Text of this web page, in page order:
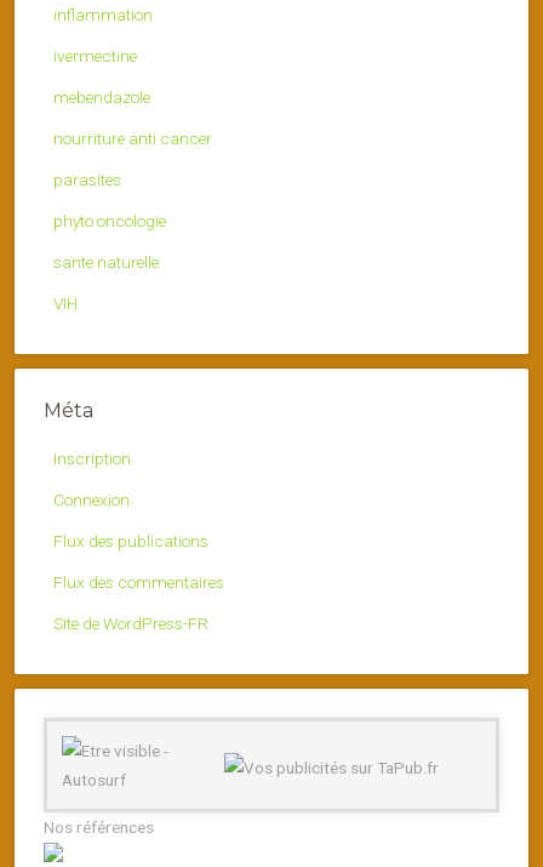
inflammation
ivermectine
mebendazole
nourriture anti cancer
parasites
phyto oncologie
sante naturelle
VIH
Méta
Inscription
Connexion
Flux des publications
Flux des commentaires
Site de WordPress-FR
Nos références